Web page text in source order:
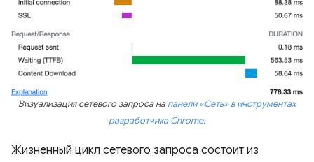
Визуализация сетевого запроса напанели «Сеть» в инструментах
разработчика Chrome.
Жизненный цикл сетевого запроса состоит из